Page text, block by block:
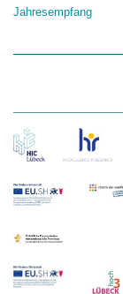
Jahresempfang